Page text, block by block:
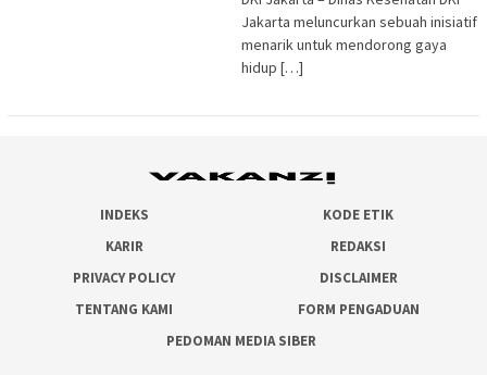
Jakarta meluncurkan sebuah inisiatif
menarik untuk mendorong gaya
hidup […]
INDEKS
KODE ETIK
KARIR
REDAKSI
PRIVACY POLICY
DISCLAIMER
TENTANG KAMI
FORM PENGADUAN
PEDOMAN MEDIA SIBER